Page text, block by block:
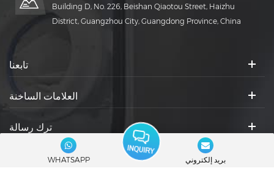
Building D, No. 226, Beishan Qiaotou Street, Haizhu
District, Guangzhou City, Guangdong Province, China
تابعنا
العلامات الساخنة
ترك رسالة
الرموز الاجتماعية :
WHATSAPP بريد إلكتروني